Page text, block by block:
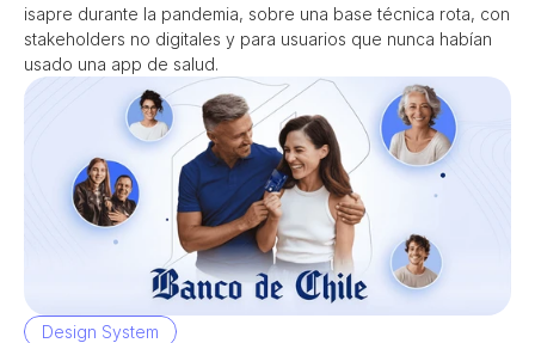
isapre durante la pandemia, sobre una base técnica rota, con
stakeholders no digitales y para usuarios que nunca habían
usado una app de salud.
Design System